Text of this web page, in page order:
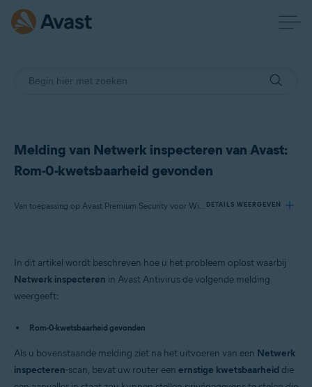
Melding van Netwerk inspecteren van Avast:
Rom-0-kwetsbaarheid gevonden
Van toepassing op Avast Premium Security voor Windows, Avast Free Antivirus voor Windows, Avast Premium Security voor Mac, Avast Security voor Mac DETAILS WEERGEVEN
Producten:
Avast Premium Security 22.x voor Windows
Avast Premium Security 15.x voor Mac
Microsoft Windows 10 Home / Pro / Enterprise / Education – 32-/64-bits
In dit artikel wordt beschreven hoe u het probleem oplost waarbij
Netwerk inspecteren in Avast Antivirus de volgende melding
weergeeft:
Rom-0-kwetsbaarheid gevonden
Als u bovenstaande melding ziet na het uitvoeren van een Netwerk
inspecteren-scan, bevat uw router een ernstige kwetsbaarheid die